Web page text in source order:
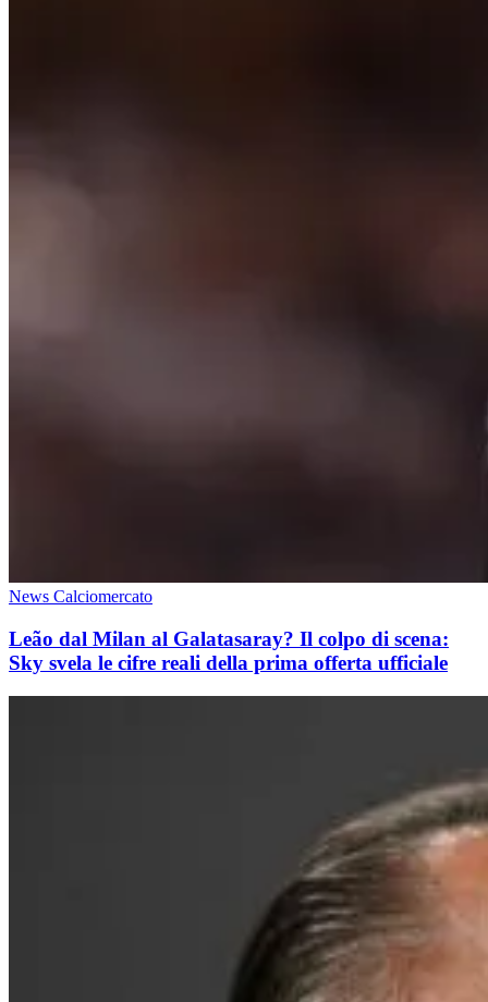
News Calciomercato
Leão dal Milan al Galatasaray? Il colpo di scena:
Sky svela le cifre reali della prima offerta ufficiale